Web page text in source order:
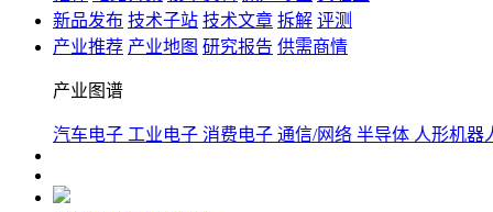
新品发布 技术子站 技术文章 拆解 评测
产业推荐 产业地图 研究报告 供需商情
产业图谱
汽车电子 工业电子 消费电子 通信/网络 半导体 人形机器